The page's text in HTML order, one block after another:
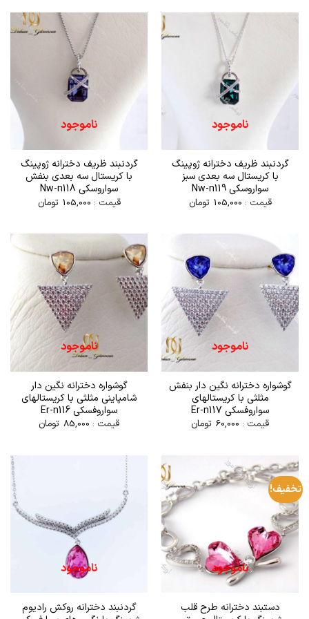
ناموجود
گردنبند ظریف دخترانه ژوپینگ
با کریستال سه بعدی سبز
سواروسکی Nw-n119
قیمت : 105,000 تومان
ناموجود
گردنبند ظریف دخترانه ژوپینگ
با کریستال سه بعدی بنفش
سواروسکی Nw-n118
قیمت : 105,000 تومان
ناموجود
گوشواره دخترانه نگین دار بنفش
مثلثی با کریستالهای
سواروفسکی Er-n117
قیمت : 60,000 تومان
ناموجود
گوشواره دخترانه نگین دار
شامپاینی مثلثی با کریستالهای
سواروفسکی Er-n116
قیمت : 85,000 تومان
تخفیف!
ناموجود
دستبند دخترانه طرح قلب
ناموجود
گردنبند دخترانه روکش رادیوم